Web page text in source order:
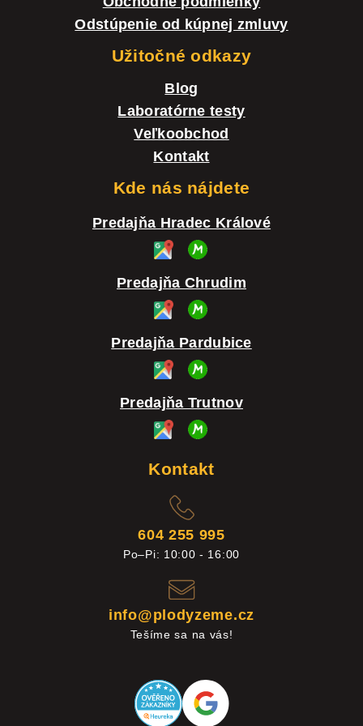
Odstúpenie od kúpnej zmluvy
Užitočné odkazy
Blog
Laboratórne testy
Veľkoobchod
Kontakt
Kde nás nájdete
Predajňa Hradec Králové
Predajňa Chrudim
Predajňa Pardubice
Predajňa Trutnov
Kontakt
604 255 995
Po–Pi: 10:00 - 16:00
info@plodyzeme.cz
Tešíme sa na vás!